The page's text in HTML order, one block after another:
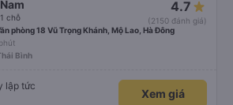
chỗ
4.7
(2150 đánh giá)
phòng 18 Vũ Trọng Khánh, Mộ Lao, Hà Đông
Bình
lập tức
Xem giá